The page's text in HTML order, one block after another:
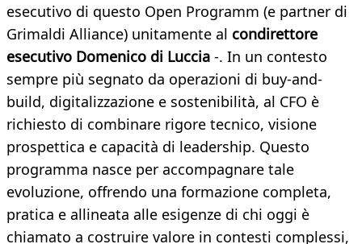
esecutivo di questo Open Programm (e partner di
Grimaldi Alliance) unitamente al condirettore
esecutivo Domenico di Luccia -. In un contesto
sempre più segnato da operazioni di buy-and-
build, digitalizzazione e sostenibilità, al CFO è
richiesto di combinare rigore tecnico, visione
prospettica e capacità di leadership. Questo
programma nasce per accompagnare tale
evoluzione, offrendo una formazione completa,
pratica e allineata alle esigenze di chi oggi è
chiamato a costruire valore in contesti complessi,